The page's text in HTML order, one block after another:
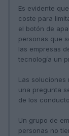
Es evidente
coste para
el botón de
personas que
las empresas
tecnología un
Las soluciones
una pregunta
de los
Un grupo de
personas no